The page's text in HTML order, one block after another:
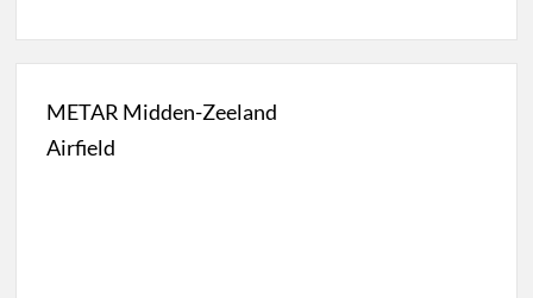
METAR Midden-Zeeland
Airfield